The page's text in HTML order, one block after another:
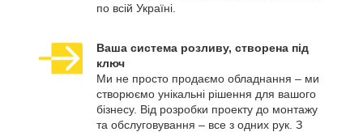
по всій Україні.
Ваша система розливу, створена під
ключ
Ми не просто продаємо обладнання – ми
створюємо унікальні рішення для вашого
бізнесу. Від розробки проекту до монтажу
та обслуговування – все з одних рук. З